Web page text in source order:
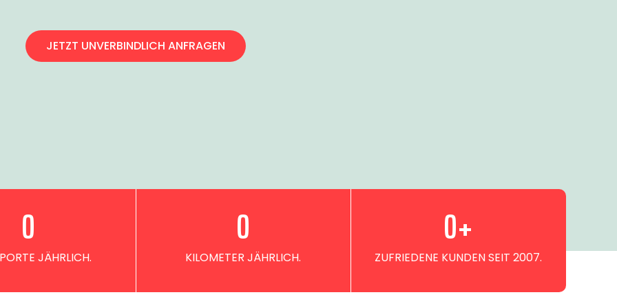
JETZT UNVERBINDLICH ANFRAGEN
JÄHRLICH.
0
KILOMETER JÄHRLICH.
0
ZUFRIEDENE KUNDEN SEIT 2007.
0+